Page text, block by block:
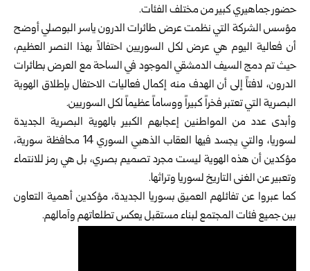
حضور جماهيري كبير من مختلف الفئات.
مؤسس الشركة التي نظمت عرض طائرات الدرون ياسر البوصلي أوضح
أن فعالية اليوم هي عرض لكل السوريين احتفالاً بهذا النصر العظيم،
حيث تم دمج السيف الدمشقي الموجود في الساحة مع العرض بطائرات
الدرون، لافتاً إلى أن الهدف منه إكمال فعاليات الاحتفال بإطلاق الهوية
البصرية التي تعتبر فخراً كبيراً ووساماً عظيماً لكل السوريين.
وأبدى عدد من المواطنين إعجابهم الكبير بالهوية البصرية الجديدة
لسوريا، والتي يجسد فيها العقاب الذهبي السوري 14 محافظة سورية،
مؤكدين أن هذه الهوية ليست مجرد تصميم بصري، بل هي رمز للانتماء
وتعبير عن الغنى التاريخ لسوريا وتراثها.
كما عبروا عن تفائلهم العميق بسوريا الجديدة، مؤكدين أهمية التعاون
بين جميع فئات المجتمع لبناء مستقبل يعكس تطلعاتهم وآمالهم.